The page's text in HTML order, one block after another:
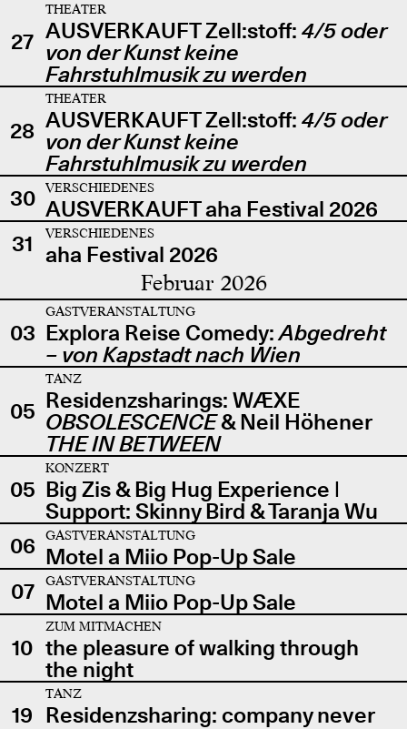
27
THEATER
AUSVERKAUFT Zell:stoff: 4/5 oder
von der Kunst keine
Fahrstuhlmusik zu werden
28
THEATER
AUSVERKAUFT Zell:stoff: 4/5 oder
von der Kunst keine
Fahrstuhlmusik zu werden
30
VERSCHIEDENES
AUSVERKAUFT aha Festival 2026
31
VERSCHIEDENES
aha Festival 2026
Februar 2026
03
GASTVERANSTALTUNG
Explora Reise Comedy:Abgedreht
– von Kapstadt nach Wien
05
TANZ
Residenzsharings: WÆXE
OBSOLESCENCE& Neil Höhener
THE IN BETWEEN
05
KONZERT
Big Zis & Big Hug Experience |
Support: Skinny Bird & Taranja Wu
06
GASTVERANSTALTUNG
Motel a Miio Pop-Up Sale
07
GASTVERANSTALTUNG
Motel a Miio Pop-Up Sale
10
ZUM MITMACHEN
the pleasure of walking through
the night
19
TANZ
Residenzsharing: company never